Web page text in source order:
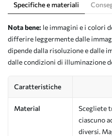
Specifiche e materiali
Nota bene: le immagini e i colori
differire leggermente dalle
dipende dalla risoluzione e dalle
dalle condizioni di illuminazione
Caratteristiche
Material
Scegliete
ciascuno
diversi.